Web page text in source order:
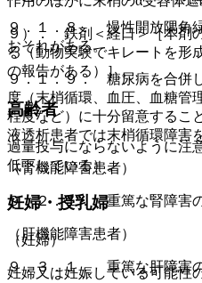
９）． 鉄剤＜経口＞［本剤
る（動物実験でキレートを形
の報告がある）］。
高齢者
過量投与にならないように注
低下している）。
妊婦・授乳婦
（妊婦）
妊婦又は妊娠している可能性
９．１．８． 慢性開放隅角
おそれがある。
９．１．９． 糖尿病を合併
度（末梢循環、血圧、血糖管
程度など）に十分留意するこ
液透析患者では末梢循環障害
（腎機能障害患者）
９．２．１． 重篤な腎障害
（肝機能障害患者）
９．３．１． 重篤な肝障害